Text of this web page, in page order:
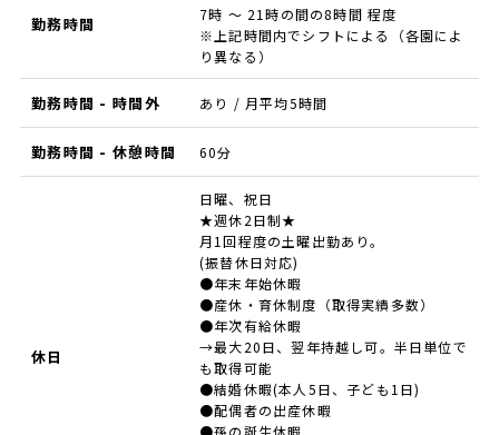
勤務時間
7時 ～ 21時の間の8時間 程度
※上記時間内でシフトによる（各園によ
り異なる）
勤務時間 - 時間外 あり / 月平均5時間
勤務時間 - 休憩時間 60分
休日
日曜、祝日
★週休2日制★
月1回程度の土曜出勤あり。
(振替休日対応)
●年末年始休暇
●産休・育休制度（取得実績多数）
●年次有給休暇
→最大20日、翌年持越し可。半日単位で
も取得可能
●結婚休暇(本人5日、子ども1日)
●配偶者の出産休暇